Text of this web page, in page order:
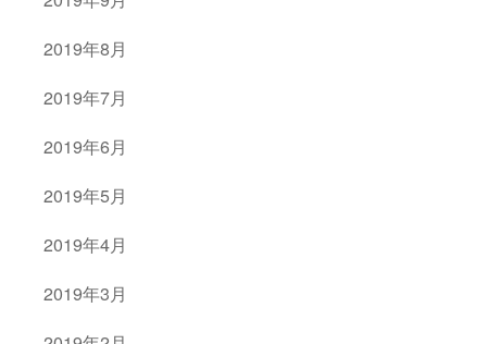
2019年8月
2019年7月
2019年6月
2019年5月
2019年4月
2019年3月